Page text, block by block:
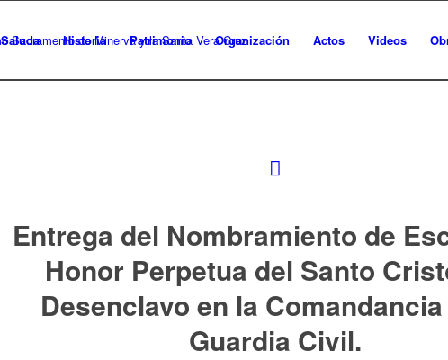
Saluda Historia Patrimonio Organización Actos Videos
Entrega del Nombramiento de
Honor Perpetua del Santo
Desenclavo en la
Guardia Civil.